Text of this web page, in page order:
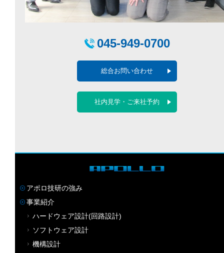
045-949-0700
総合お問い合わせ
社内見学・ご来社予約
アポロ技研の強み
事業紹介
ハードウェア設計(回路設計)
ソフトウェア設計
機構設計